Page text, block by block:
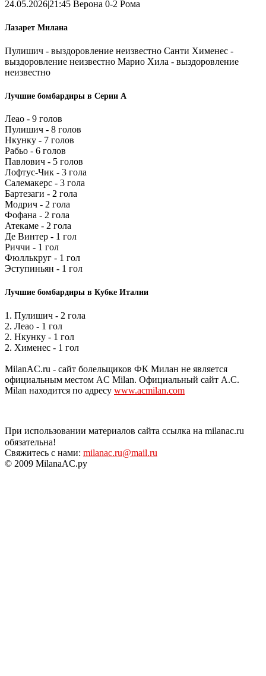
24.05.2026|21:45 Верона 0-2 Рома
Лазарет Милана
Пулишич - выздоровление неизвестно Санти Хименес -
выздоровление неизвестно Марио Хила - выздоровление
неизвестно
Лучшие бомбардиры в Серии А
Леао - 9 голов
Пулишич - 8 голов
Нкунку - 7 голов
Рабьо - 6 голов
Павлович - 5 голов
Лофтус-Чик - 3 гола
Салемакерс - 3 гола
Бартезаги - 2 гола
Модрич - 2 гола
Фофана - 2 гола
Атекаме - 2 гола
Де Винтер - 1 гол
Риччи - 1 гол
Фюллькруг - 1 гол
Эступиньян - 1 гол
Лучшие бомбардиры в Кубке Италии
1. Пулишич - 2 гола
2. Леао - 1 гол
2. Нкунку - 1 гол
2. Хименес - 1 гол
MilanAC.ru - сайт болельщиков ФК Милан не является
официальным местом AC Milan. Официальный сайт A.C.
Milan находится по адресу www.acmilan.com
При использовании материалов сайта ссылка на milanac.ru
обязательна!
Свяжитесь с нами: milanac.ru@mail.ru
© 2009 MilanaAC.ру